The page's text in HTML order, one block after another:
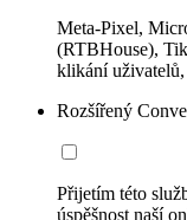
Meta-Pixel,
(RTBHouse),
klikání
Rozšířený
Přijetím této
úspěšnost naší